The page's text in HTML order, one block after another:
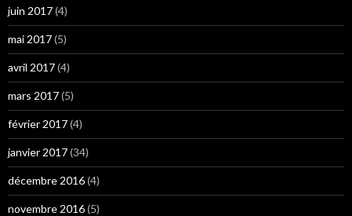
juin 2017(4)
mai 2017(5)
avril 2017(4)
mars 2017(5)
février 2017(4)
janvier 2017(34)
décembre 2016(4)
novembre 2016(5)